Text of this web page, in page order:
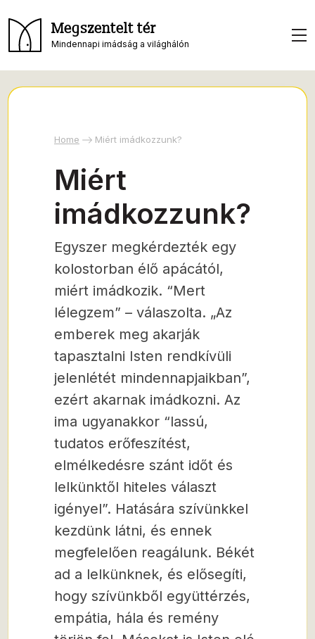
Megszentelt tér
Mindennapi imádság a világhálón
Home Miért imádkozzunk?
Miért
imádkozzunk?
Egyszer megkérdezték egy
kolostorban élő apácától,
miért imádkozik. “Mert
lélegzem” – válaszolta. „Az
emberek meg akarják
tapasztalni Isten rendkívüli
jelenlétét mindennapjaikban”,
ezért akarnak imádkozni. Az
ima ugyanakkor “lassú,
tudatos erőfeszítést,
elmélkedésre szánt időt és
lelkünktől hiteles választ
igényel”. Hatására szívünkkel
kezdünk látni, és ennek
megfelelően reagálunk. Békét
ad a lelkünknek, és elősegíti,
hogy szívünkből együttérzés,
empátia, hála és remény